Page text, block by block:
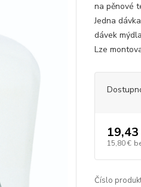
na pěnové
Jedna
dávek
Lze
15,80 €
Číslo